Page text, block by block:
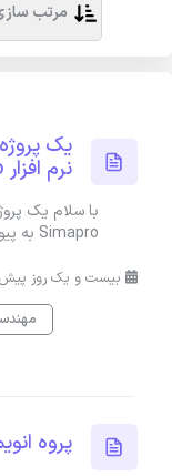
مرتب
نرم افزار Simapro
Simapro به پیوست فایل ارسال می گردد
بیست و یک روز پیش با 4 پیشنهاد
پروه انویمت